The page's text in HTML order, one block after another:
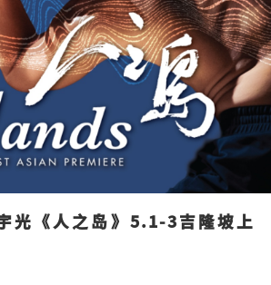
光《人之岛》5.1-3吉隆坡上